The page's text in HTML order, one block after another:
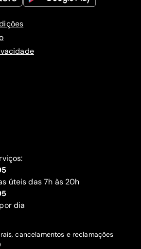
úteis das 7h às 20h
dia
cancelamentos e reclamações